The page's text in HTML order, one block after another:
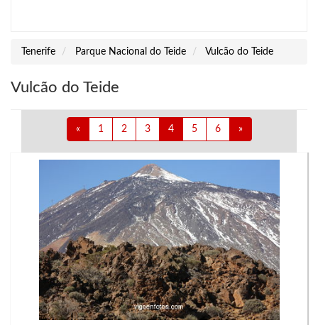
Tenerife Parque Nacional do Teide Vulcão do Teide
Vulcão do Teide
« 1 2 3 4 5 6 »